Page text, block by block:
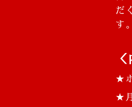
だ
す。
★
★